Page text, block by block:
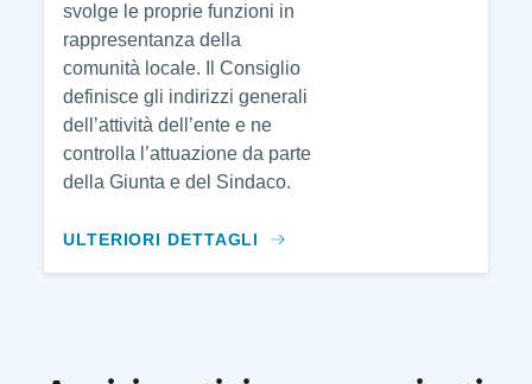
svolge le proprie funzioni in
rappresentanza della
comunità locale. Il Consiglio
definisce gli indirizzi generali
dell’attività dell’ente e ne
controlla l’attuazione da parte
della Giunta e del Sindaco.
ULTERIORI DETTAGLI